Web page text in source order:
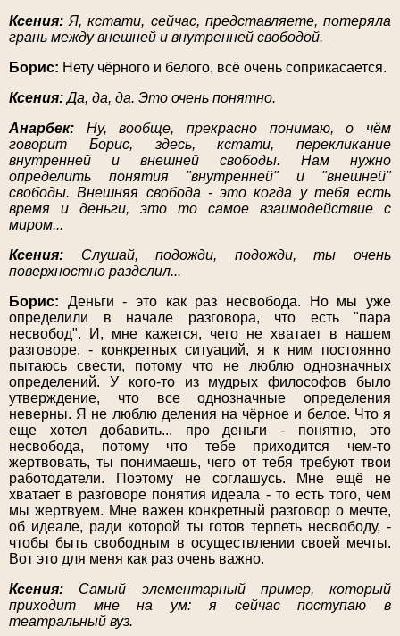
Ксения:Я, кстати, сейчас, представляете, потеряла
грань между внешней и внутренней свободой.
Борис: Нету чёрного и белого, всё очень соприкасается.
Ксения:Да, да, да. Это очень понятно.
Анарбек: Ну, вообще, прекрасно понимаю, о чём
говорит Борис, здесь, кстати, перекликание
внутренней и внешней свободы. Нам нужно
определить понятия "внутренней" и "внешней"
свободы. Внешняя свобода - это когда у тебя есть
время и деньги, это то самое взаимодействие с
миром...
Ксения: Слушай, подожди, подожди, ты очень
поверхностно разделил...
Борис: Деньги - это как раз несвобода. Но мы уже
определили в начале разговора, что есть "пара
несвобод". И, мне кажется, чего не хватает в нашем
разговоре, - конкретных ситуаций, я к ним постоянно
пытаюсь свести, потому что не люблю однозначных
определений. У кого-то из мудрых философов было
утверждение, что все однозначные определения
неверны. Я не люблю деления на чёрное и белое. Что я
еще хотел добавить... про деньги - понятно, это
несвобода, потому что тебе приходится чем-то
жертвовать, ты понимаешь, чего от тебя требуют твои
работодатели. Поэтому не соглашусь. Мне ещё не
хватает в разговоре понятия идеала - то есть того, чем
мы жертвуем. Мне важен конкретный разговор о мечте,
об идеале, ради которой ты готов терпеть несвободу, -
чтобы быть свободным в осуществлении своей мечты.
Вот это для меня как раз очень важно.
Ксения: Самый элементарный пример, который
приходит мне на ум: я сейчас поступаю в
театральный вуз.